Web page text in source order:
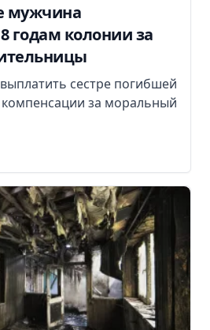
мужчина
годам колонии за
сестре погибшей
компенсации за моральный